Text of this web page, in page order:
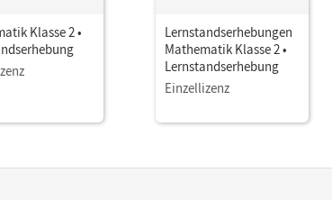
Klasse 2 •
Lernstandserhebungen
Mathematik Klasse 2 •
Lernstandserhebung
Einzellizenz